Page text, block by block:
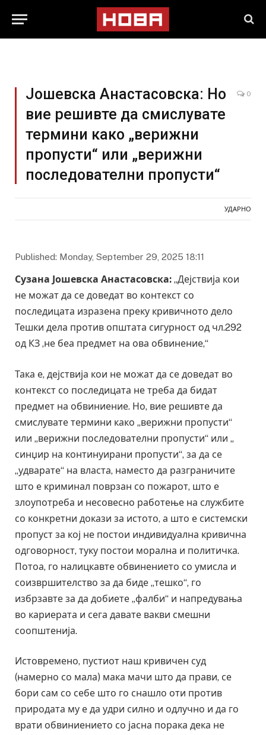
Јошевска Анастасовска: Но
вие решивте да смислувате
термини како „верижни
пропусти“ или „верижни
последователни пропусти“
0
УДАРНО
Published: Monday, September 29, 2025 18:11
Сузана Јошевска Анастасовска: „Дејствија кои
не можат да се доведат во контекст со
последицата изразена преку кривичното дело
Тешки дела против општата сигурност од чл.292
од КЗ ,не беа предмет на ова обвинение,“
Така е, дејствија кои не можат да се доведат во
контекст со последицата не треба да бидат
предмет на обвиниение. Но, вие решивте да
смислувате термини како „верижни пропусти“
или „верижни последователни пропусти“ или „
синџир на континуирани пропусти“, за да се
„удварате“ на власта, наместо да разграничите
што е криминал поврзан со пожарот, што е
злоупотреба и несовесно работење на службите
со конкретни докази за истото, а што е системски
пропуст за кој не постои индивидуална кривична
одговорност, туку постои морална и политичка.
Потоа, го налицкавте обвинението со умисла и
соизвршителство за да биде „тешко“, го
избрзавте за да добиете „фалби“ и напредувања
во кариерата и сега давате вакви смешни
соопштенија.
Истовремено, пустиот наш кривичен суд
(намерно со мала) мака мачи што да прави, се
бори сам со себе што го снашло оти против
природата му е да удри силно и одлучно и да го
врати обвиниението со јасна порака дека не